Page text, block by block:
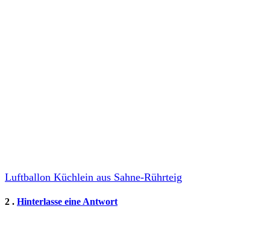
Luftballon Küchlein aus Sahne-Rührteig
2 Kommentare
. Hinterlasse eine Antwort